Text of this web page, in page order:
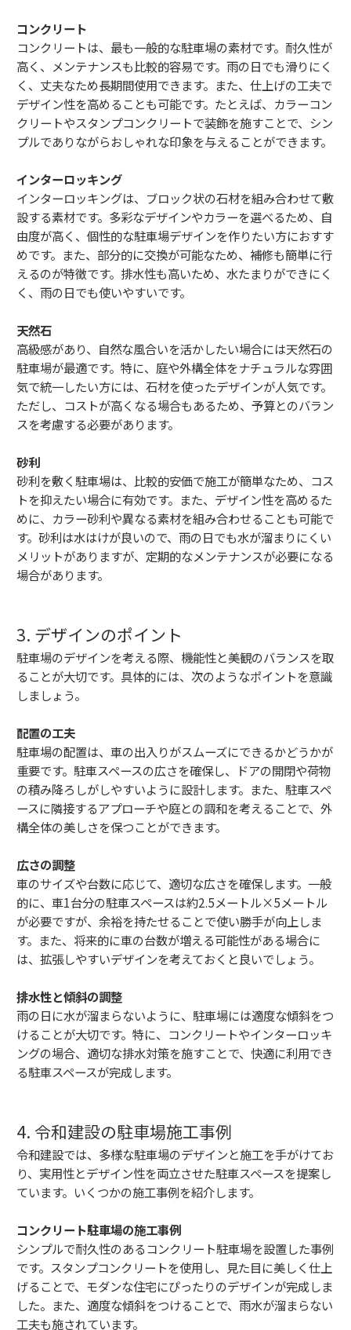
コンクリート
コンクリートは、最も一般的な駐車場の素材です。耐久性が
高く、メンテナンスも比較的容易です。雨の日でも滑りにく
く、丈夫なため長期間使用できます。また、仕上げの工夫で
デザイン性を高めることも可能です。たとえば、カラーコン
クリートやスタンプコンクリートで装飾を施すことで、シン
プルでありながらおしゃれな印象を与えることができます。
インターロッキング
インターロッキングは、ブロック状の石材を組み合わせて敷
設する素材です。多彩なデザインやカラーを選べるため、自
由度が高く、個性的な駐車場デザインを作りたい方におすす
めです。また、部分的に交換が可能なため、補修も簡単に行
えるのが特徴です。排水性も高いため、水たまりができにく
く、雨の日でも使いやすいです。
天然石
高級感があり、自然な風合いを活かしたい場合には天然石の
駐車場が最適です。特に、庭や外構全体をナチュラルな雰囲
気で統一したい方には、石材を使ったデザインが人気です。
ただし、コストが高くなる場合もあるため、予算とのバラン
スを考慮する必要があります。
砂利
砂利を敷く駐車場は、比較的安価で施工が簡単なため、コス
トを抑えたい場合に有効です。また、デザイン性を高めるた
めに、カラー砂利や異なる素材を組み合わせることも可能で
す。砂利は水はけが良いので、雨の日でも水が溜まりにくい
メリットがありますが、定期的なメンテナンスが必要になる
場合があります。
3. デザインのポイント
駐車場のデザインを考える際、機能性と美観のバランスを取
ることが大切です。具体的には、次のようなポイントを意識
しましょう。
配置の工夫
駐車場の配置は、車の出入りがスムーズにできるかどうかが
重要です。駐車スペースの広さを確保し、ドアの開閉や荷物
の積み降ろしがしやすいように設計します。また、駐車スペ
ースに隣接するアプローチや庭との調和を考えることで、外
構全体の美しさを保つことができます。
広さの調整
車のサイズや台数に応じて、適切な広さを確保します。一般
的に、車1台分の駐車スペースは約2.5メートル×5メートル
が必要ですが、余裕を持たせることで使い勝手が向上しま
す。また、将来的に車の台数が増える可能性がある場合に
は、拡張しやすいデザインを考えておくと良いでしょう。
排水性と傾斜の調整
雨の日に水が溜まらないように、駐車場には適度な傾斜をつ
けることが大切です。特に、コンクリートやインターロッキ
ングの場合、適切な排水対策を施すことで、快適に利用でき
る駐車スペースが完成します。
4. 令和建設の駐車場施工事例
令和建設では、多様な駐車場のデザインと施工を手がけてお
り、実用性とデザイン性を両立させた駐車スペースを提案し
ています。いくつかの施工事例を紹介します。
コンクリート駐車場の施工事例
シンプルで耐久性のあるコンクリート駐車場を設置した事例
です。スタンプコンクリートを使用し、見た目に美しく仕上
げることで、モダンな住宅にぴったりのデザインが完成しま
した。また、適度な傾斜をつけることで、雨水が溜まらない
工夫も施されています。